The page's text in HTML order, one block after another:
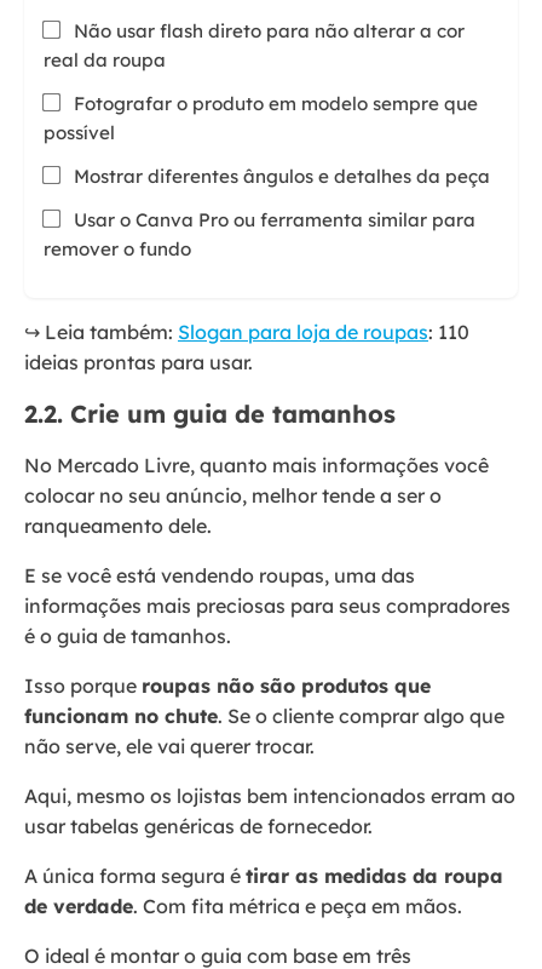
Não usar flash direto para não alterar a cor
real da roupa
Fotografar o produto em modelo sempre que
possível
Mostrar diferentes ângulos e detalhes da peça
Usar o Canva Pro ou ferramenta similar para
remover o fundo
↪️ Leia também: Slogan para loja de roupas: 110
ideias prontas para usar.
2.2. Crie um guia de tamanhos
No Mercado Livre, quanto mais informações você
colocar no seu anúncio, melhor tende a ser o
ranqueamento dele.
E se você está vendendo roupas, uma das
informações mais preciosas para seus compradores
é o guia de tamanhos.
Isso porque roupas não são produtos que
funcionam no chute. Se o cliente comprar algo que
não serve, ele vai querer trocar.
Aqui, mesmo os lojistas bem intencionados erram ao
usar tabelas genéricas de fornecedor.
A única forma segura é tirar as medidas da roupa
de verdade. Com fita métrica e peça em mãos.
O ideal é montar o guia com base em três